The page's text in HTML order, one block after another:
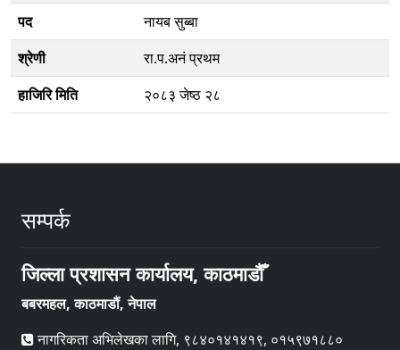
पद
नायब सुब्बा
श्रेणी
रा.प.अनं प्रथम
हाजिरि मिति
२०८३ जेष्ठ २८
सम्पर्क
जिल्ला प्रशासन कार्यालय, काठमाडौँ
बबरमहल, काठमाडौं, नेपाल
नागरिकता अभिलेखका लागि, ९८४०१४१४१९, ०१५९७१८८०